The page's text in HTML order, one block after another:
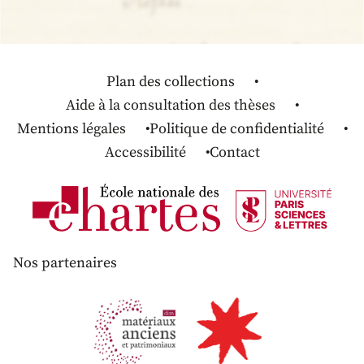
Plan des collections
Aide à la consultation des thèses
Mentions légales
Politique de confidentialité
Accessibilité
Contact
Nos partenaires